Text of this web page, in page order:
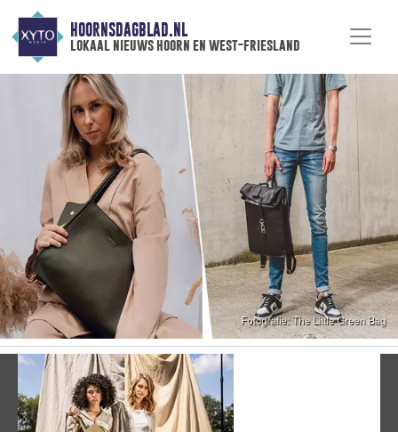
HOORNSDAGBLAD.NL
lokaal nieuws hoorn en west-friesland